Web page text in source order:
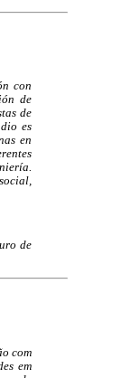
con
de
de
es
en
de
com
em